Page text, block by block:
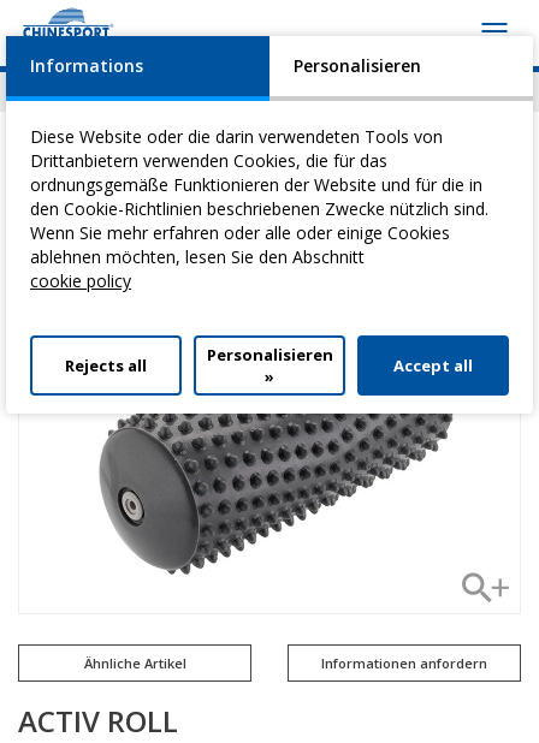
News Geschehen Video Download
Sie befinden sich hier:Home>Heilgymnastik>Hilfsmittel Sanfte
Gymnastik> Activ Roll
Ähnliche Artikel Informationen anfordern
ACTIV ROLL
Informations Personalisieren
Diese Website oder die darin verwendeten Tools von
Drittanbietern verwenden Cookies, die für das
ordnungsgemäße Funktionieren der Website und für die in
den Cookie-Richtlinien beschriebenen Zwecke nützlich sind.
Wenn Sie mehr erfahren oder alle oder einige Cookies
ablehnen möchten, lesen Sie den Abschnitt
cookie policy
Rejects all
Personalisieren
»
Accept all